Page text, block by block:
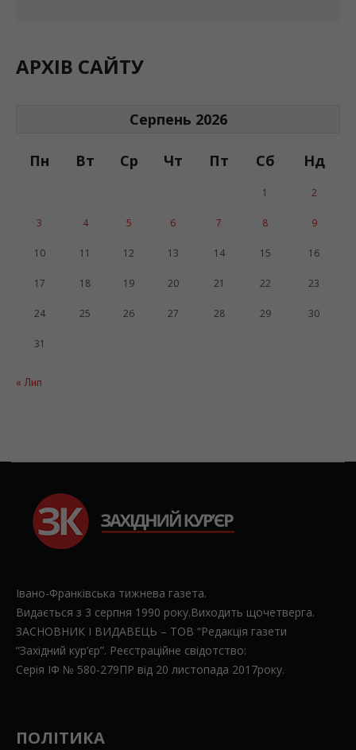
АРХІВ САЙТУ
Серпень 2026
Пн Вт Ср Чт Пт Сб Нд
« Лип
1 2
3 4 5 6 7 8 9
10 11 12 13 14 15 16
17 18 19 20 21 22 23
24 25 26 27 28 29 30
31
Івано-Франківська тижнева газета.
Видається з 3 серпня 1990 року.Виходить щочетверга.
ЗАСНОВНИК І ВИДАВЕЦЬ – ТОВ “Редакція газети
“Західний кур’єр”. Реєстраційне свідотство:
Серія ІФ № 580-279ПР від 20 листопада 2017року.
ПОЛІТИКА